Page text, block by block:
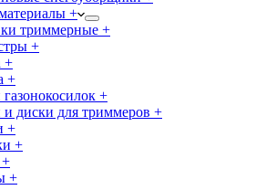
+
триммерные +
+
+
+
+
диски для триммеров +
+
+
+